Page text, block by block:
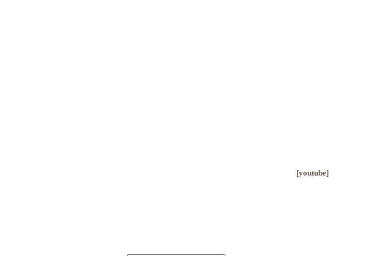
[youtube]